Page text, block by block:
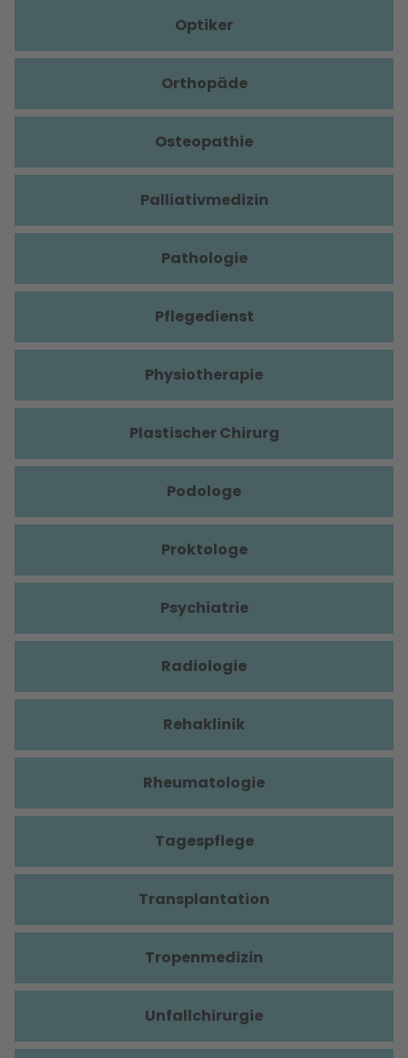
Optiker
Orthopäde
Osteopathie
Palliativmedizin
Pathologie
Pflegedienst
Physiotherapie
Plastischer Chirurg
Podologe
Proktologe
Psychiatrie
Radiologie
Rehaklinik
Rheumatologie
Tagespflege
Transplantation
Tropenmedizin
Unfallchirurgie